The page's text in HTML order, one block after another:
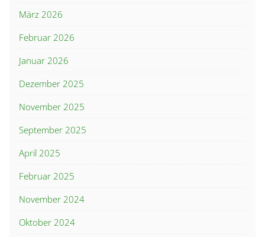
März 2026
Februar 2026
Januar 2026
Dezember 2025
November 2025
September 2025
April 2025
Februar 2025
November 2024
Oktober 2024